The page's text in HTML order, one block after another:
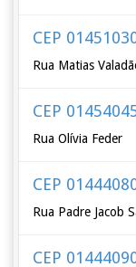
CEP
Rua Matias
CEP
Rua Olívia Feder
CEP
Rua Padre Jacob
CEP